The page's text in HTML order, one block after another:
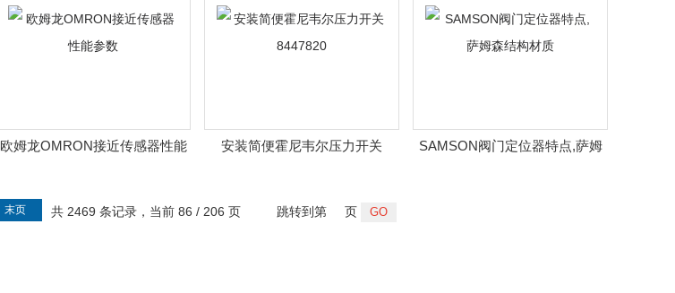
欧姆龙OMRON接近传感器性能
安装简便霍尼韦尔压力开关
SAMSON阀门定位器特点,萨姆
共 2469 条记录，当前 86 / 206 页
末页 跳转到第 页